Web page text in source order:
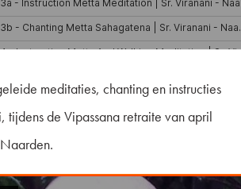
meditaties, chanting en instructies
tijdens de Vipassana retraite van april